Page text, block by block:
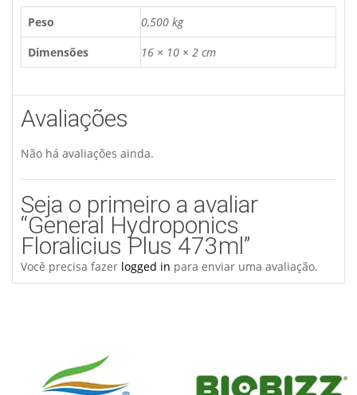
Peso
0,500 kg
Dimensões
16 × 10 × 2 cm
Avaliações
Não há avaliações ainda.
Seja o primeiro a avaliar
“General Hydroponics
Floralicius Plus 473ml”
Você precisa fazer logged in para enviar uma avaliação.